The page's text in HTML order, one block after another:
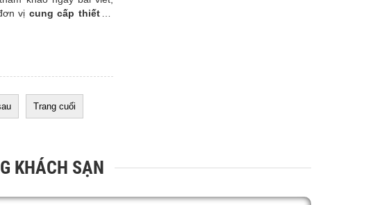
vị cung cấp thiết bị
Trang cuối
KHÁCH SẠN